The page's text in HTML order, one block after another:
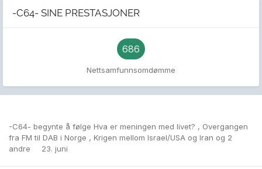
-C64- SINE PRESTASJONER
686
Nettsamfunnsomdømme
-C64- begynte å følge Hva er meningen med livet? , Overgangen
fra FM til DAB i Norge , Krigen mellom Israel/USA og Iran og 2
andre
23. juni